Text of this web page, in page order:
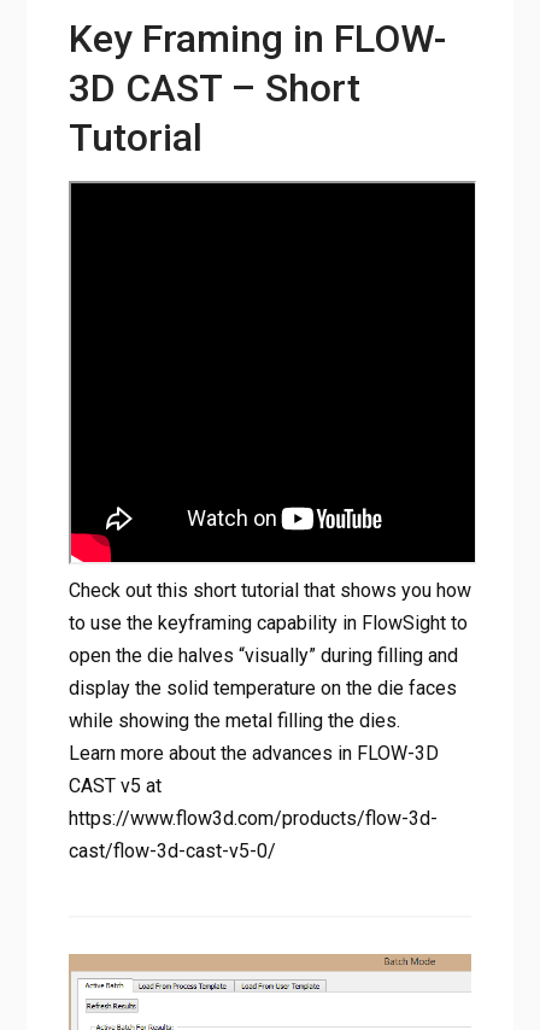
Key Framing in FLOW-
3D CAST – Short
Tutorial
Check out this short tutorial that shows you how
to use the keyframing capability in FlowSight to
open the die halves “visually” during filling and
display the solid temperature on the die faces
while showing the metal filling the dies.
Learn more about the advances in FLOW-3D
CAST v5 at
https://www.flow3d.com/products/flow-3d-
cast/flow-3d-cast-v5-0/